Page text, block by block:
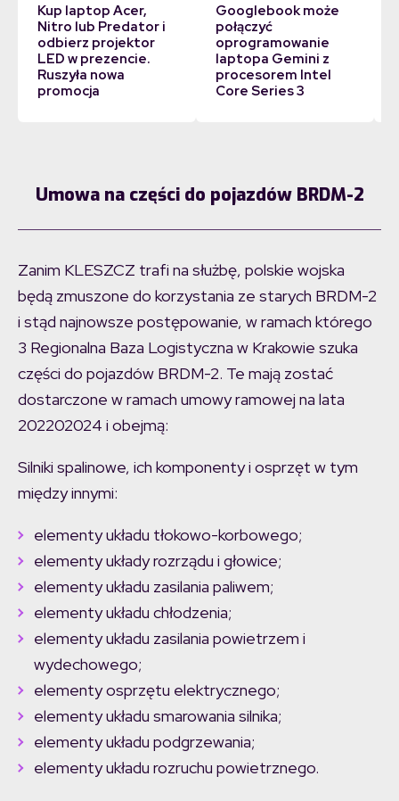
Kup laptop Acer,
Nitro lub Predator i
odbierz projektor
LED w prezencie.
Ruszyła nowa
promocja
Googlebook może
połączyć
oprogramowanie
laptopa Gemini z
procesorem Intel
Core Series 3
Umowa na części do pojazdów BRDM-2
Zanim KLESZCZ trafi na służbę, polskie wojska
będą zmuszone do korzystania ze starych BRDM-2
i stąd najnowsze postępowanie, w ramach którego
3 Regionalna Baza Logistyczna w Krakowie szuka
części do pojazdów BRDM-2. Te mają zostać
dostarczone w ramach umowy ramowej na lata
202202024 i obejmą:
Silniki spalinowe, ich komponenty i osprzęt w tym
między innymi:
elementy układu tłokowo-korbowego;
elementy układy rozrządu i głowice;
elementy układu zasilania paliwem;
elementy układu chłodzenia;
elementy układu zasilania powietrzem i
wydechowego;
elementy osprzętu elektrycznego;
elementy układu smarowania silnika;
elementy układu podgrzewania;
elementy układu rozruchu powietrznego.